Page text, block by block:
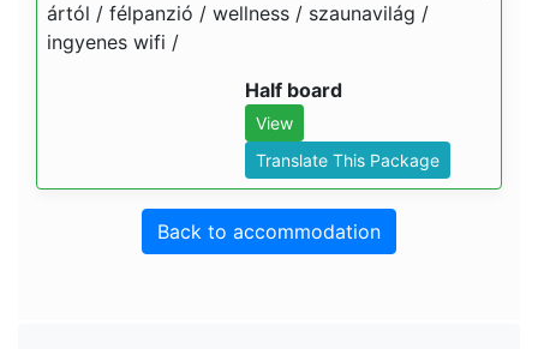
ártól / félpanzió / wellness / szaunavilág /
ingyenes wifi /
Half board
View
Translate This Package
Back to accommodation